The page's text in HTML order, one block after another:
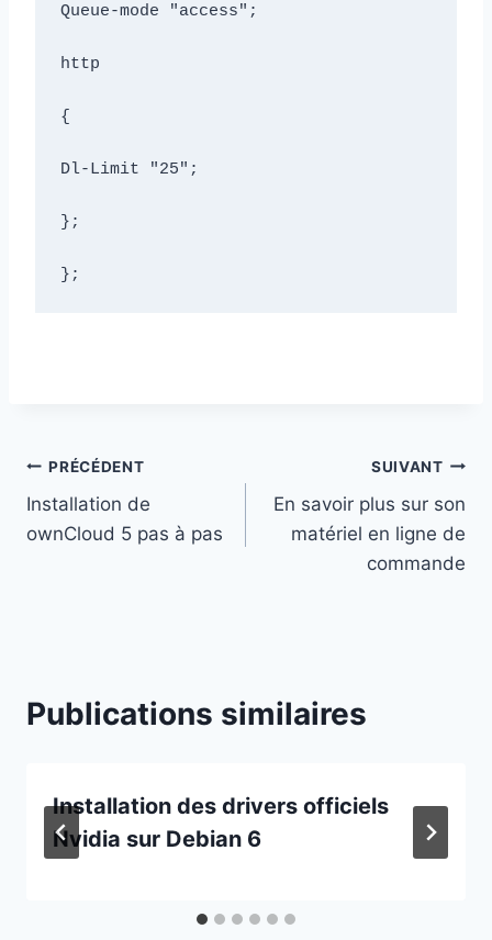
Queue-mode "access";
http
{
Dl-Limit "25";
};
};
Navigation
de
PRÉCÉDENT
Installation de
ownCloud 5 pas à pas
SUIVANT
En savoir plus sur son
matériel en ligne de
commande
Publications similaires
Installation des drivers officiels
Nvidia sur Debian 6